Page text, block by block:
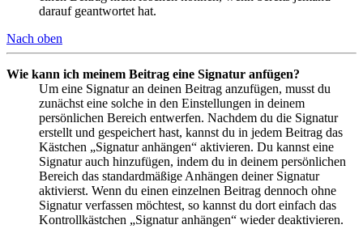
darauf geantwortet hat.
Nach oben
Wie kann ich meinem Beitrag eine Signatur anfügen?
Um eine Signatur an deinen Beitrag anzufügen, musst du
zunächst eine solche in den Einstellungen in deinem
persönlichen Bereich entwerfen. Nachdem du die Signatur
erstellt und gespeichert hast, kannst du in jedem Beitrag das
Kästchen „Signatur anhängen“ aktivieren. Du kannst eine
Signatur auch hinzufügen, indem du in deinem persönlichen
Bereich das standardmäßige Anhängen deiner Signatur
aktivierst. Wenn du einen einzelnen Beitrag dennoch ohne
Signatur verfassen möchtest, so kannst du dort einfach das
Kontrollkästchen „Signatur anhängen“ wieder deaktivieren.